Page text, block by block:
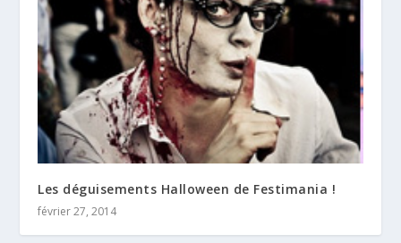
Les déguisements Halloween de Festimania !
février 27, 2014